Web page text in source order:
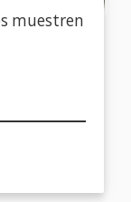
muestren